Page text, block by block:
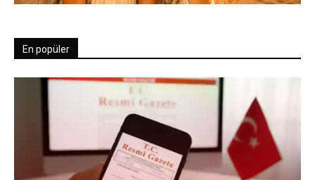
En popüler